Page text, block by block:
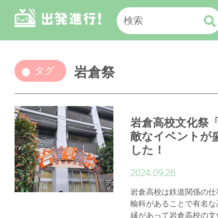
タグ 岩倉祭
岩倉高校文化祭
敵なイベントが
した！
2024.09.26
岩倉高校は鉄道関係の
輸科があることで有名
縁があって岩倉高校の